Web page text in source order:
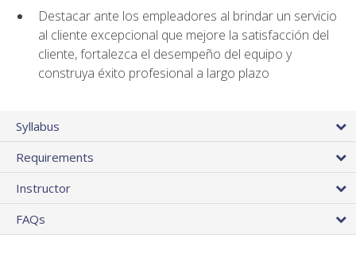
Destacar ante los empleadores al brindar un servicio
al cliente excepcional que mejore la satisfacción del
cliente, fortalezca el desempeño del equipo y
construya éxito profesional a largo plazo
Syllabus
Requirements
Instructor
FAQs